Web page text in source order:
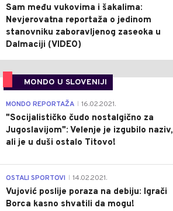
Sam među vukovima i šakalima:
Nevjerovatna reportaža o jedinom
stanovniku zaboravljenog zaseoka u
Dalmaciji (VIDEO)
MONDO U SLOVENIJI
MONDO REPORTAŽA 16.02.2021.
"Socijalističko čudo nostalgično za
Jugoslavijom": Velenje je izgubilo naziv,
ali je u duši ostalo Titovo!
OSTALI SPORTOVI 14.02.2021.
Vujović poslije poraza na debiju: Igrači
Borca kasno shvatili da mogu!